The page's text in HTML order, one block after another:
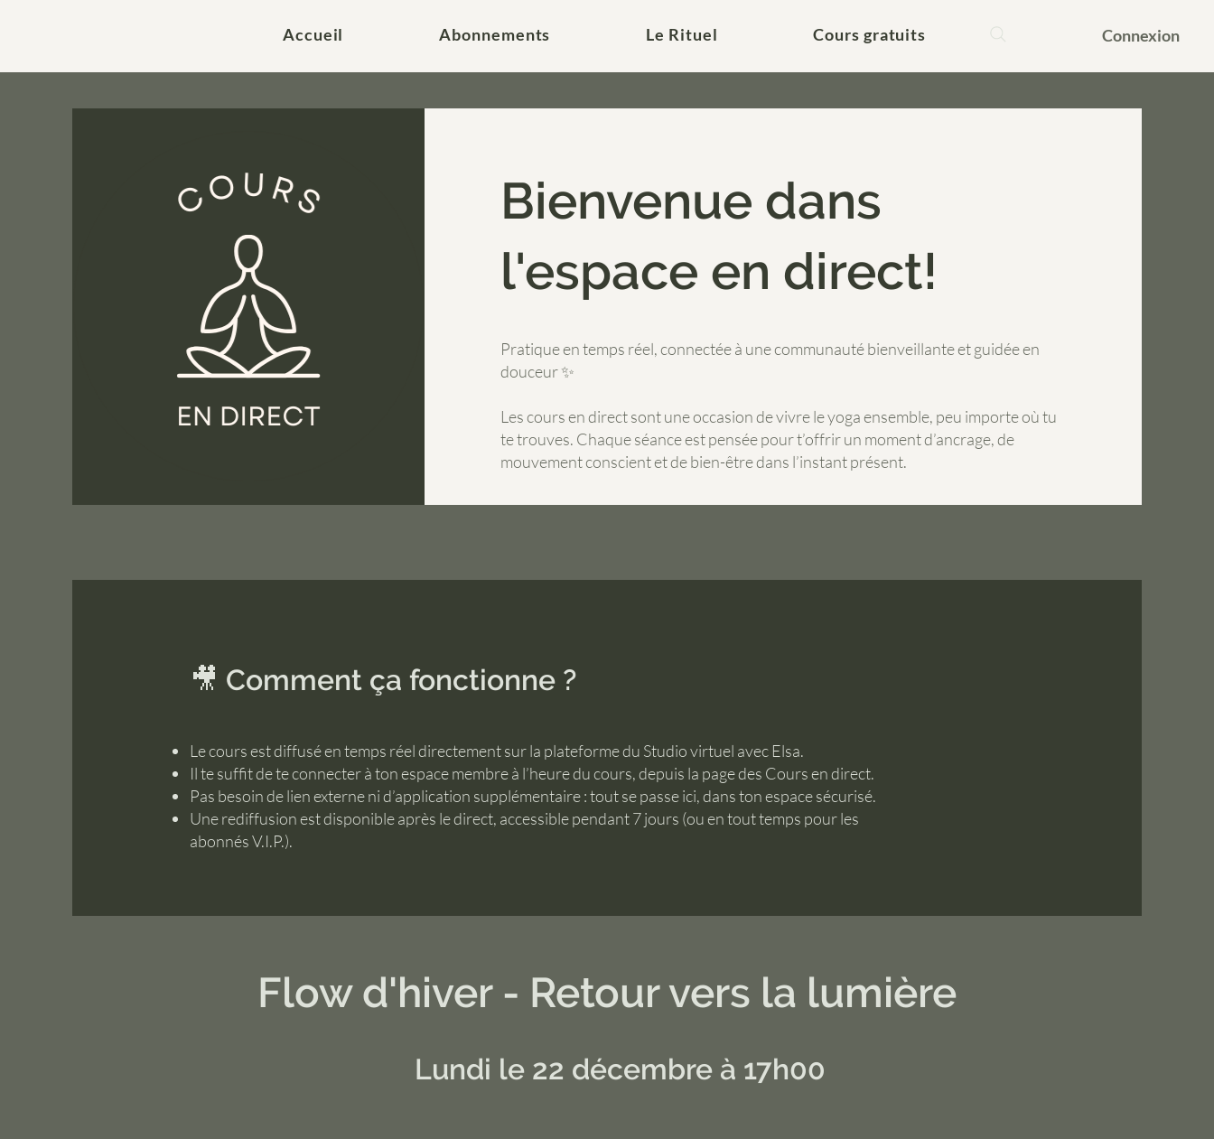
Accueil Abonnements Le Rituel Cours gratuits Connexion
Bienvenue dans
l'espace en direct!
Pratique en temps réel, connectée à une communauté bienveillante et guidée en
douceur ✨
Les cours en direct sont une occasion de vivre le yoga ensemble, peu importe où tu
te trouves. Chaque séance est pensée pour t’offrir un moment d’ancrage, de
mouvement conscient et de bien-être dans l’instant présent.
🎥 Comment ça fonctionne ?
Le cours est diffusé en temps réel directement sur la plateforme du Studio virtuel avec Elsa.
Il te suffit de te connecter à ton espace membre à l’heure du cours, depuis la page des Cours en direct.
Pas besoin de lien externe ni d’application supplémentaire : tout se passe ici, dans ton espace sécurisé.
Une rediffusion est disponible après le direct, accessible pendant 7 jours (ou en tout temps pour les
abonnés V.I.P.).
Flow d'hiver - Retour vers la lumière
Lundi le 22 décembre à 17h00